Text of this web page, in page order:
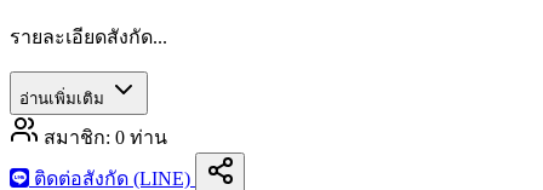
รายละเอียดสังกัด...
อ่านเพิ่มเติม
สมาชิก: 0 ท่าน
ติดต่อสังกัด (LINE)